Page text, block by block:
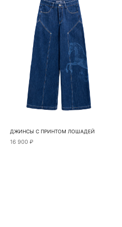
ДЖИНСЫ С ПРИНТОМ ЛОШАДЕЙ
16 900 ₽